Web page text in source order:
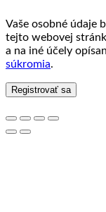
Vaše osobné údaje
tejto webovej
a na iné účely
súkromia.
Registrovať sa